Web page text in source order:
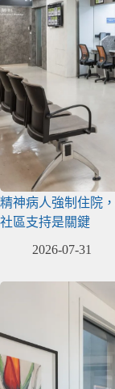
精神病人強制住院
社區支持是關鍵
2026-07-31